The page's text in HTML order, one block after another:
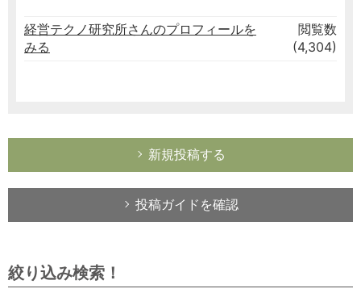
経営テクノ研究所さんのプロフィールを
みる
閲覧数
(4,304)
新規投稿する
投稿ガイドを確認
絞り込み検索！